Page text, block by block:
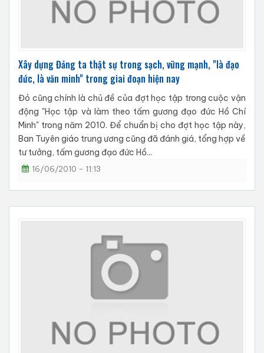
Xây dựng Đảng ta thật sự trong sạch, vững mạnh, "là đạo
đức, là văn minh" trong giai đoạn hiện nay
Đó cũng chính là chủ đề của đợt học tập trong cuộc vận
động "Học tập và làm theo tấm gương đạo đức Hồ Chí
Minh" trong năm 2010. Để chuẩn bị cho đợt học tập này,
Ban Tuyên giáo trung ương cũng đã đánh giá, tổng hợp về
tư tưởng, tấm gương đạo đức Hồ...
16/06/2010 - 11:13